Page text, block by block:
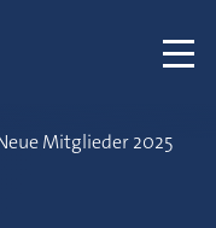
Mitglieder 2025